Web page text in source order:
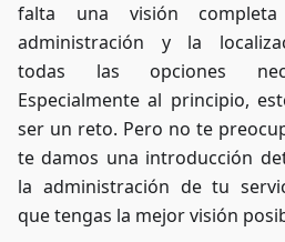
falta una visión
administración y la
todas las opciones
Especialmente al principio,
ser un reto. Pero no te
te damos una introducción
la administración de tu
que tengas la mejor visión